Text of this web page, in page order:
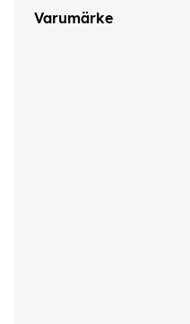
Varumärke